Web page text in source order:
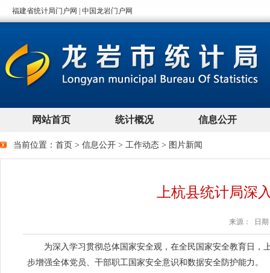
当前位置： 首页 > 信息公开 > 工作动态 > 图片新闻
上杭县统计局深
来源： 日期
为深入学习贯彻总体国家安全观，在全民国家安全教育日
步增强全体党员、干部职工国家安全意识和数据安全防护能力。